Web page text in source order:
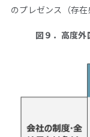
のプレゼンス（存在
図９．高度外